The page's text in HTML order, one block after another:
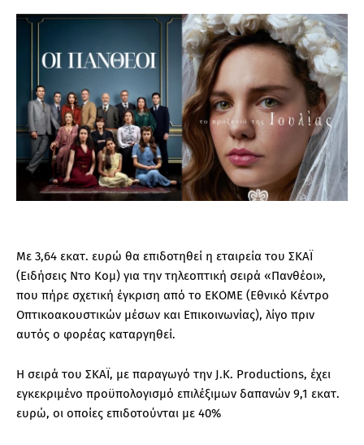
Με 3,64 εκατ. ευρώ θα επιδοτηθεί η εταιρεία του ΣΚΑΪ
(Ειδήσεις Ντο Κομ) για την τηλεοπτική σειρά «Πανθέοι»,
που πήρε σχετική έγκριση από το ΕΚΟΜΕ (Εθνικό Κέντρο
Οπτικοακουστικών μέσων και Επικοινωνίας), λίγο πριν
αυτός ο φορέας καταργηθεί.
Η σειρά του ΣΚΑΪ, με παραγωγό την J.K. Productions, έχει
εγκεκριμένο προϋπολογισμό επιλέξιμων δαπανών 9,1 εκατ.
ευρώ, οι οποίες επιδοτούνται με 40%